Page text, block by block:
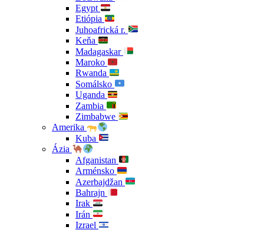
Egypt
Etiópia
Juhoafrická r.
Keňa
Madagaskar
Maroko
Rwanda
Somálsko
Uganda
Zambia
Zimbabwe
Amerika
Kuba
Ázia
Afganistan
Arménsko
Azerbajdžan
Bahrajn
Irak
Irán
Izrael